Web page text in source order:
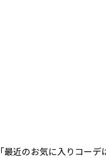
「最近のお気に入りコー